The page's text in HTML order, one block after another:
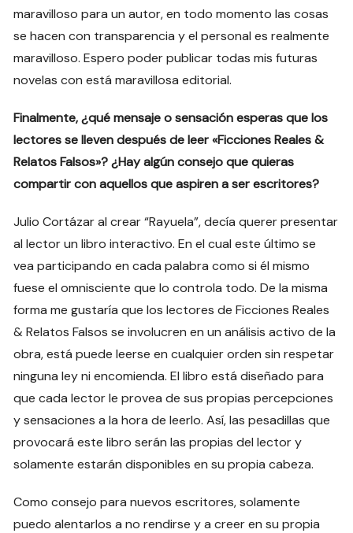
maravilloso para un autor, en todo momento las cosas
se hacen con transparencia y el personal es realmente
maravilloso. Espero poder publicar todas mis futuras
novelas con está maravillosa editorial.
Finalmente, ¿qué mensaje o sensación esperas que los
lectores se lleven después de leer «Ficciones Reales &
Relatos Falsos»? ¿Hay algún consejo que quieras
compartir con aquellos que aspiren a ser escritores?
Julio Cortázar al crear “Rayuela”, decía querer presentar
al lector un libro interactivo. En el cual este último se
vea participando en cada palabra como si él mismo
fuese el omnisciente que lo controla todo. De la misma
forma me gustaría que los lectores de Ficciones Reales
& Relatos Falsos se involucren en un análisis activo de la
obra, está puede leerse en cualquier orden sin respetar
ninguna ley ni encomienda. El libro está diseñado para
que cada lector le provea de sus propias percepciones
y sensaciones a la hora de leerlo. Así, las pesadillas que
provocará este libro serán las propias del lector y
solamente estarán disponibles en su propia cabeza.
Como consejo para nuevos escritores, solamente
puedo alentarlos a no rendirse y a creer en su propia